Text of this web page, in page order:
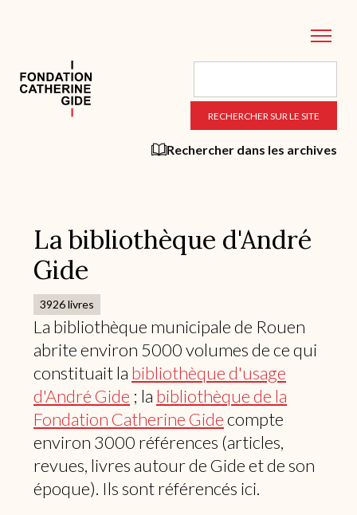
principal
Rechercher dans les archives
La bibliothèque d'André
Gide
3926 livres
La bibliothèque municipale de Rouen
abrite environ 5000 volumes de ce qui
constituait la bibliothèque d'usage
d'André Gide ; la bibliothèque de la
Fondation Catherine Gidecompte
environ 3000 références (articles,
revues, livres autour de Gide et de son
époque). Ils sont référencés ici.